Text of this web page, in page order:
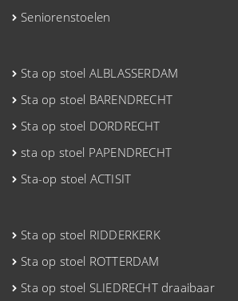
Seniorenstoelen
Sta op stoel ALBLASSERDAM
Sta op stoel BARENDRECHT
Sta op stoel DORDRECHT
sta op stoel PAPENDRECHT
Sta-op stoel ACTISIT
Sta op stoel RIDDERKERK
Sta op stoel ROTTERDAM
Sta op stoel SLIEDRECHT draaibaar